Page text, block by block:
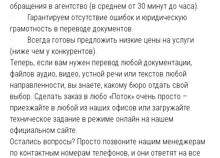
обращения в агентство (в среднем от 30 минут до часа).
· Гарантируем отсутствие ошибок и юридическую
грамотность в переводе документов.
· Всегда готовы предложить низкие цены на услуги
(ниже чем у конкурентов).
Теперь, если вам нужен перевод любой документации,
файлов аудио, видео, устной речи или текстов любой
направленности, вы знаете, какому бюро отдать свой
выбор. Сделать заказ в любо «Поток» очень просто –
приезжайте в любой из наших офисов или загружайте
техническое задание в режиме онлайн на нашем
официальном сайте.
Остались вопросы? Просто позвоните нашим менеджерам
по контактным номерам телефонов, и они ответят на все